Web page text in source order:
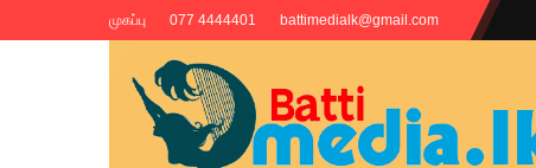
முகப்பு 077 4444401 battimedialk@gmail.com